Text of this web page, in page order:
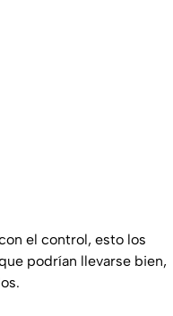
el control, esto los
podrían llevarse bien,